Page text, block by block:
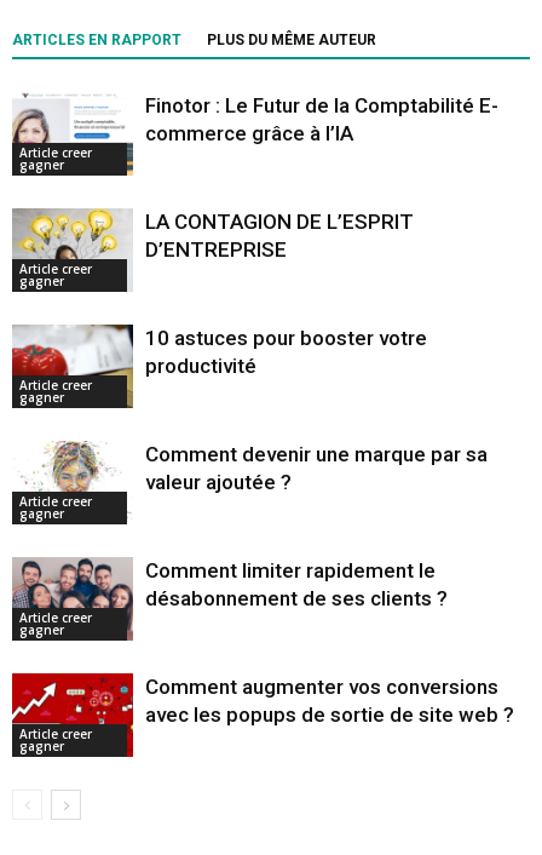
ARTICLES EN RAPPORT PLUS DU MÊME AUTEUR
Article creer
gagner
Finotor : Le Futur de la Comptabilité E-
commerce grâce à l’IA
Article creer
gagner
LA CONTAGION DE L’ESPRIT
D’ENTREPRISE
Article creer
gagner
10 astuces pour booster votre
productivité
Article creer
gagner
Comment devenir une marque par sa
valeur ajoutée ?
Article creer
gagner
Comment limiter rapidement le
désabonnement de ses clients ?
Article creer
gagner
Comment augmenter vos conversions
avec les popups de sortie de site web ?